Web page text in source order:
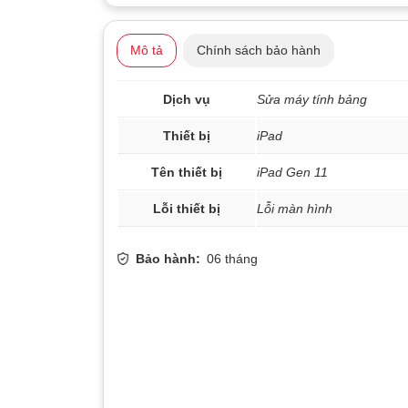
Mô tả Chính sách bảo hành
Dịch vụ Sửa máy tính bảng
Thiết bị iPad
Tên thiết bị iPad Gen 11
Lỗi thiết bị Lỗi màn hình
Bảo hành: 06 tháng